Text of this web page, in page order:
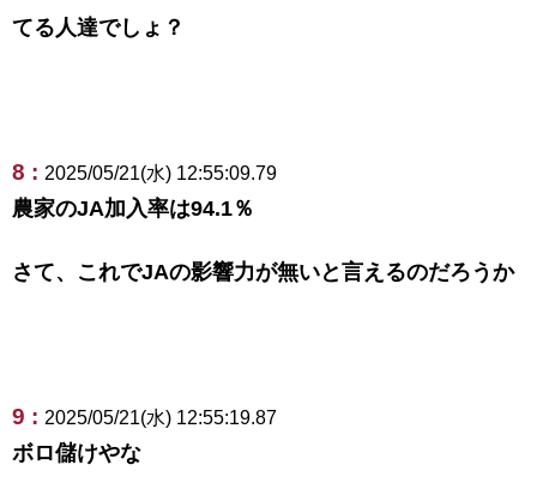
てる人達でしょ？
8 : 2025/05/21(水) 12:55:09.79
農家のJA加入率は94.1％
さて、これでJAの影響力が無いと言えるのだろうか
9 : 2025/05/21(水) 12:55:19.87
ボロ儲けやな